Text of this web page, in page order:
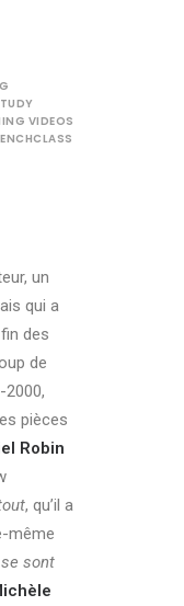
VIDEOS
un
qui a
des
de
pièces
Robin
, qu’il a
même
sont